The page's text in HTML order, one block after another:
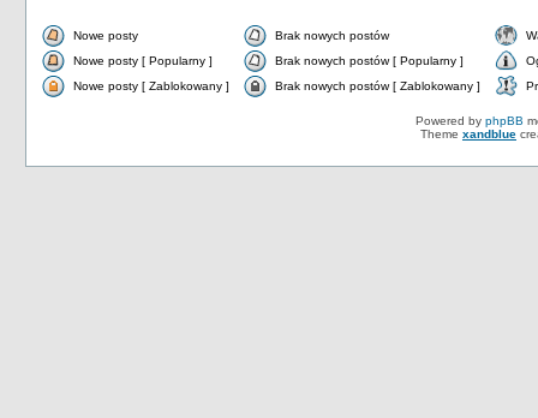
Nowe posty Brak nowych postów
Nowe posty [ Popularny ]
Brak nowych postów [ Popularny ]
Nowe posty [ Zablokowany ]
Brak nowych postów [ Zablokowany ]
Powered by phpBB
Theme xandblue